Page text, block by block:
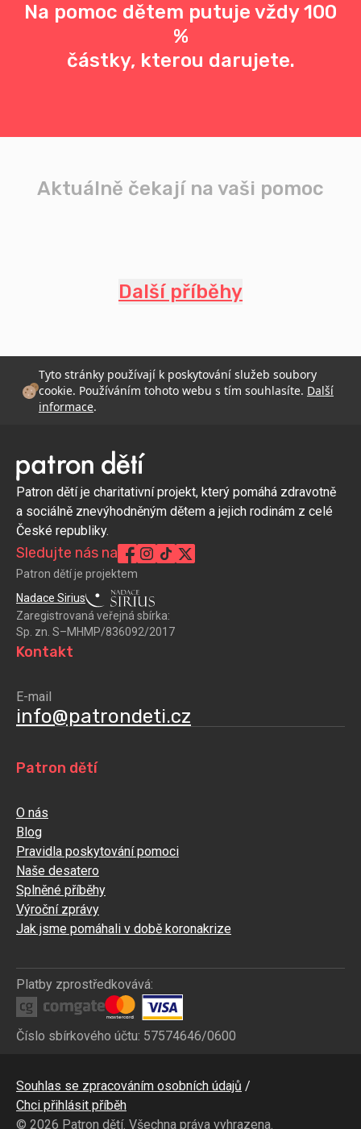
Na pomoc dětem putuje vždy 100
%
částky, kterou darujete.
Aktuálně čekají na vaši pomoc
Další příběhy
Tyto stránky používají k poskytování služeb soubory
cookie. Používáním tohoto webu s tím souhlasíte. Další
informace.
Patron dětí je charitativní projekt, který pomáhá zdravotně
a sociálně znevýhodněným dětem a jejich rodinám z celé
České republiky.
Sledujte nás na
Patron dětí je projektem
Nadace Sirius
Zaregistrovaná veřejná sbírka:
Sp. zn. S–MHMP/836092/2017
Patron dětí
O nás
Blog
Pravidla poskytování pomoci
Naše desatero
Splněné příběhy
Výroční zprávy
Jak jsme pomáhali v době koronakrize
Kontakt
E-mail
info@patrondeti.cz
Platby zprostředkovává:
Číslo sbírkového účtu: 57574646/0600
Bottom
CZ
Souhlas se zpracováním osobních údajů
Chci přihlásit příběh
© 2026 Patron dětí. Všechna práva vyhrazena.